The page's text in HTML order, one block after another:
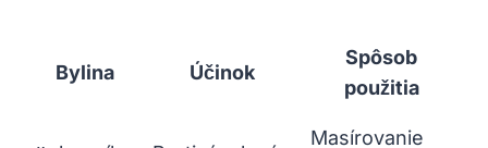
Bylina Účinok
Spôsob
použitia
Masírovanie